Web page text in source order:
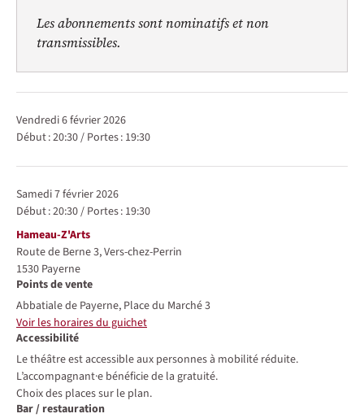
Les abonnements sont nominatifs et non
transmissibles.
vendredi 6 février 2026
Début :20:30/ Portes : 19:30
samedi 7 février 2026
Début :20:30/ Portes : 19:30
Lieu
Hameau-Z'Arts
Route de Berne 3, Vers-chez-Perrin
1530 Payerne
Points de vente
Abbatiale de Payerne, Place du Marché 3
Voir les horaires du guichet
Accessibilité
Le théâtre est accessible aux personnes à mobilité réduite.
L’accompagnant·e bénéficie de la gratuité.
Choix des places sur le plan.
Bar / restauration